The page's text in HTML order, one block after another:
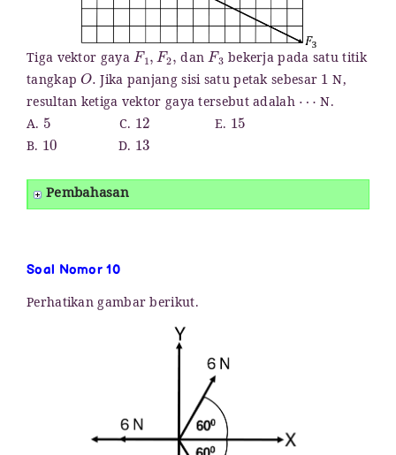
Tiga vektor gayaF1,F2,danF3bekerja pada satu titik
tangkapO. Jika panjang sisi satu petak sebesar1N,
resultan ketiga vektor gaya tersebut adalah⋯ N.
A. 5 C. 12 E. 15
B. 10 D. 13
Pembahasan
Soal Nomor 10
Perhatikan gambar berikut.